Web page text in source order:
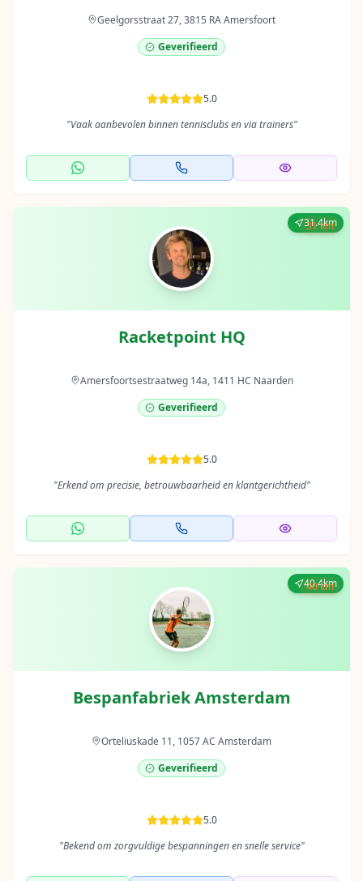
Geelgorsstraat 27, 3815 RA Amersfoort
Geverifieerd
5.0
"Vaak aanbevolen binnen tennisclubs en via trainers"
31.4km
Racketpoint HQ
Amersfoortsestraatweg 14a, 1411 HC Naarden
Geverifieerd
5.0
"Erkend om precisie, betrouwbaarheid en klantgerichtheid"
31 km
40.4km
Bespanfabriek Amsterdam
Orteliuskade 11, 1057 AC Amsterdam
Geverifieerd
5.0
"Bekend om zorgvuldige bespanningen en snelle service"
40 km